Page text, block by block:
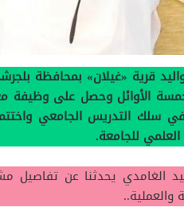
قرية «غيلان» بمحافظة
الأوائل وحصل على وظيفة
سلك التدريس الجامعي واختتم
للجامعة.
الغامدي يحدثنا عن
والعملية..